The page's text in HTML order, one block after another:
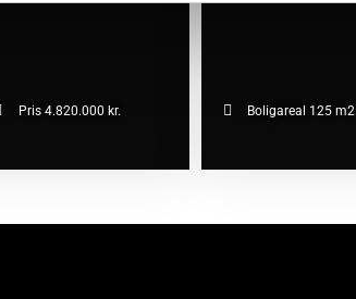
Pris 4.820.000 kr. Boligareal 125 m2